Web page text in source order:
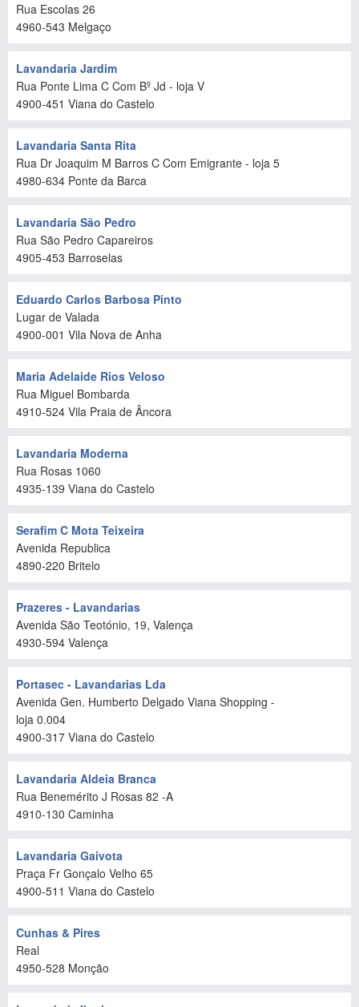
Rua Escolas 26
4960-543 Melgaço
Lavandaria Jardim
Rua Ponte Lima C Com Bº Jd - loja V
4900-451 Viana do Castelo
Lavandaria Santa Rita
Rua Dr Joaquim M Barros C Com Emigrante - loja 5
4980-634 Ponte da Barca
Lavandaria São Pedro
Rua São Pedro Capareiros
4905-453 Barroselas
Eduardo Carlos Barbosa Pinto
Lugar de Valada
4900-001 Vila Nova de Anha
Maria Adelaide Rios Veloso
Rua Miguel Bombarda
4910-524 Vila Praia de Âncora
Lavandaria Moderna
Rua Rosas 1060
4935-139 Viana do Castelo
Serafim C Mota Teixeira
Avenida Republica
4890-220 Britelo
Prazeres - Lavandarias
Avenida São Teotónio, 19, Valença
4930-594 Valença
Portasec - Lavandarias Lda
Avenida Gen. Humberto Delgado Viana Shopping -
loja 0.004
4900-317 Viana do Castelo
Lavandaria Aldeia Branca
Rua Benemérito J Rosas 82 -A
4910-130 Caminha
Lavandaria Gaivota
Praça Fr Gonçalo Velho 65
4900-511 Viana do Castelo
Cunhas & Pires
Real
4950-528 Monção